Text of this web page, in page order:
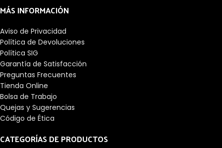
MÁS INFORMACIÓN
Aviso de Privacidad
Política de Devoluciones
Política SIG
Garantía de Satisfacción
Preguntas Frecuentes
Tienda Online
Bolsa de Trabajo
Quejas y Sugerencias
Código de Ética
CATEGORÍAS DE PRODUCTOS